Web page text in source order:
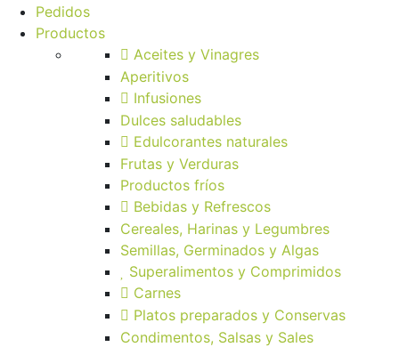
Pedidos
Productos
Aceites y Vinagres
Aperitivos
Infusiones
Dulces saludables
Edulcorantes naturales
Frutas y Verduras
Productos fríos
Bebidas y Refrescos
Cereales, Harinas y Legumbres
Semillas, Germinados y Algas
Superalimentos y Comprimidos
Carnes
Platos preparados y Conservas
Condimentos, Salsas y Sales